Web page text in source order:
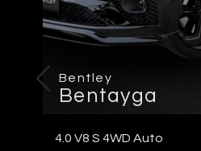
Bentley
Bentayga
4.0 V8 S 4WD Auto